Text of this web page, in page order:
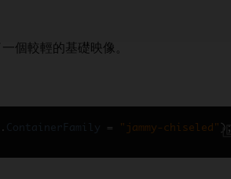
個較輕的基礎映像。
. ContainerFamily = "jammy-chiseled"